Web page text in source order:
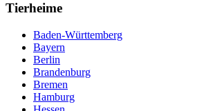
Tierheime
Baden-Württemberg
Bayern
Berlin
Brandenburg
Bremen
Hamburg